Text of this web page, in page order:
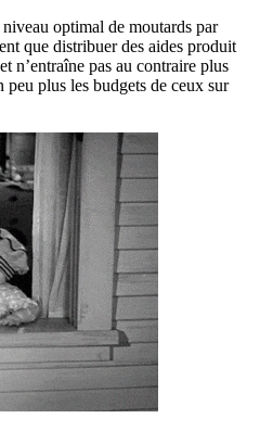
optimal de moutards par
que distribuer des aides produit
n’entraîne pas au contraire plus
peu plus les budgets de ceux sur